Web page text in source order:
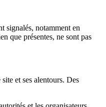
signalés, notamment en
que présentes, ne sont pas
et ses alentours. Des